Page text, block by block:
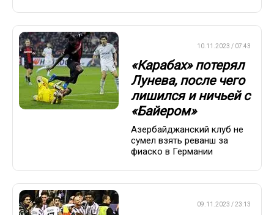
10.11.2023 / 07:43
«Карабах» потерял
Лунева, после чего
лишился и ничьей с
«Байером»
Азербайджанский клуб не
сумел взять реванш за
фиаско в Германии
09.11.2023 / 23:13